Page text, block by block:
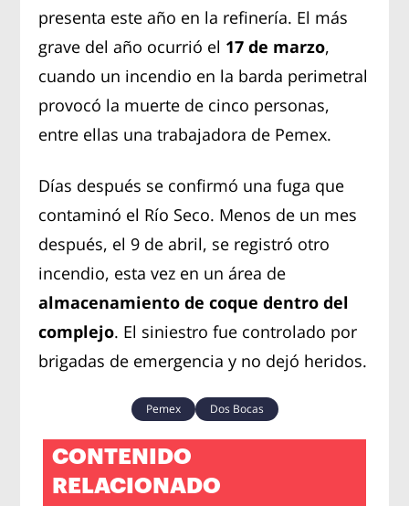
presenta este año en la refinería. El más
grave del año ocurrió el 17 de marzo,
cuando un incendio en la barda perimetral
provocó la muerte de cinco personas,
entre ellas una trabajadora de Pemex.
Días después se confirmó una fuga que
contaminó el Río Seco. Menos de un mes
después, el 9 de abril, se registró otro
incendio, esta vez en un área de
almacenamiento de coque dentro del
complejo. El siniestro fue controlado por
brigadas de emergencia y no dejó heridos.
Pemex Dos Bocas
CONTENIDO
RELACIONADO